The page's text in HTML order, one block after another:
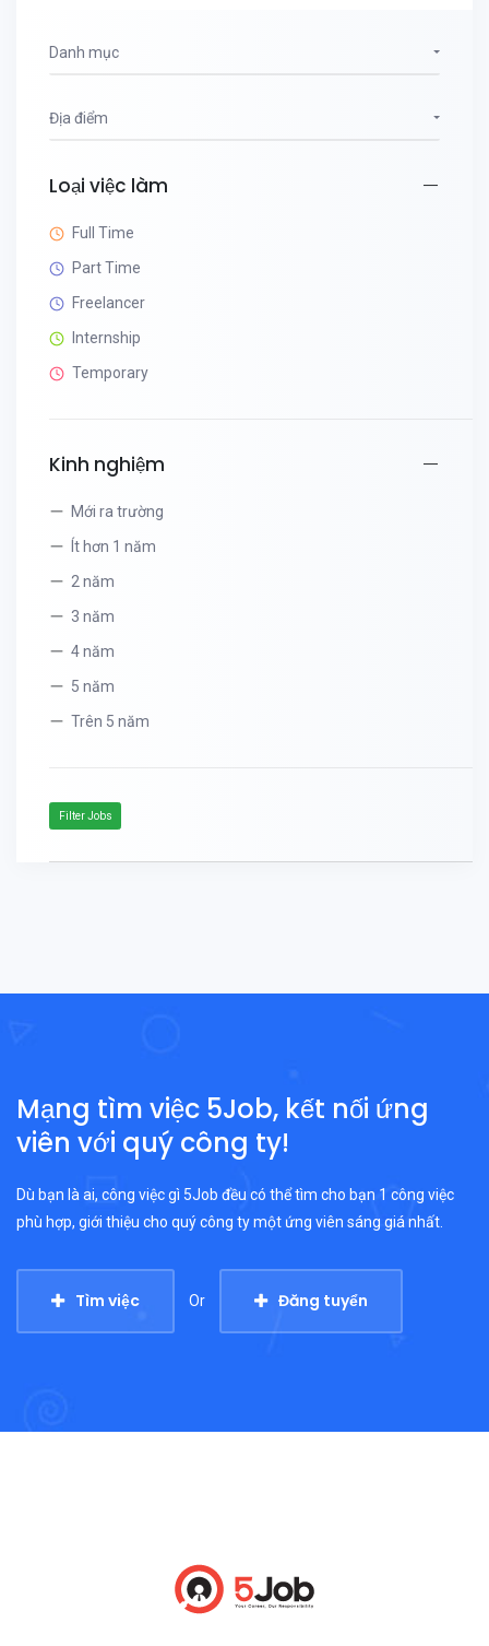
Danh mục
Địa điểm
Loại việc làm
Full Time
Part Time
Freelancer
Internship
Temporary
Kinh nghiệm
Mới ra trường
Ít hơn 1 năm
2 năm
3 năm
4 năm
5 năm
Trên 5 năm
Filter Jobs
Mạng tìm việc 5Job, kết nối ứng
viên với quý công ty!
Dù bạn là ai, công việc gì 5Job đều có thể tìm cho bạn 1 công việc
phù hợp, giới thiệu cho quý công ty một ứng viên sáng giá nhất.
Tìm việc Or Đăng tuyển